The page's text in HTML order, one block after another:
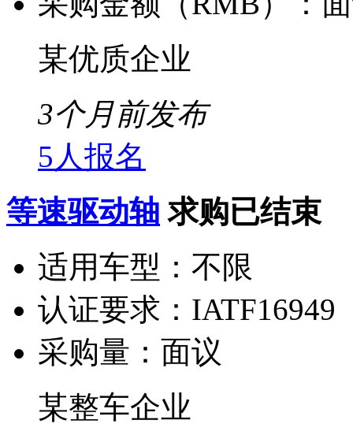
某优质企业
3个月前发布
5人报名
等速驱动轴 求购已结束
适用车型： 不限
认证要求： IATF16949
采购量： 面议
某整车企业